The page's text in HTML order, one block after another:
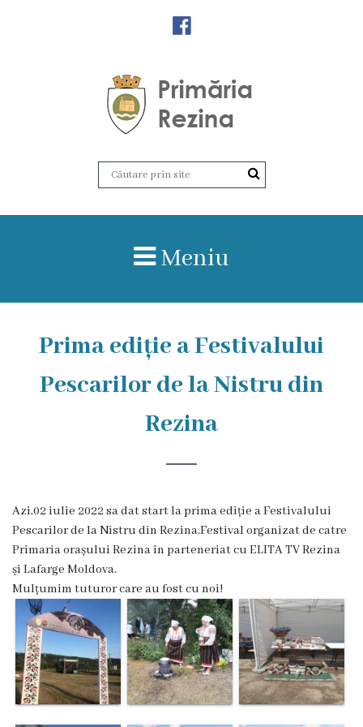
Amalgamare
în
Rezina
audiență
Primarul
Aparatul
primăriei
Competențele
primarului
Meniu
Prima ediție a Festivalului
Pescarilor de la Nistru din
Rezina
Azi,02 iulie 2022 sa dat start la prima ediție a Festivalului
Pescarilor de la Nistru din Rezina.Festival organizat de catre
Primaria orașului Rezina în parteneriat cu ELITA TV Rezina
și Lafarge Moldova.
Mulțumim tuturor care au fost cu noi!